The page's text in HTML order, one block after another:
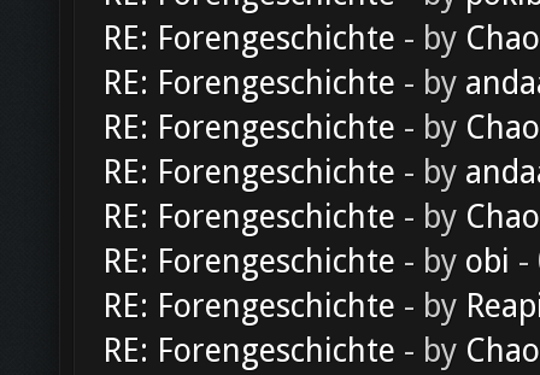
RE: Forengeschichte - by
RE: Forengeschichte - by
RE: Forengeschichte - by
RE: Forengeschichte - by
RE: Forengeschichte - by
RE: Forengeschichte - by obi -
RE: Forengeschichte - by
RE: Forengeschichte - by